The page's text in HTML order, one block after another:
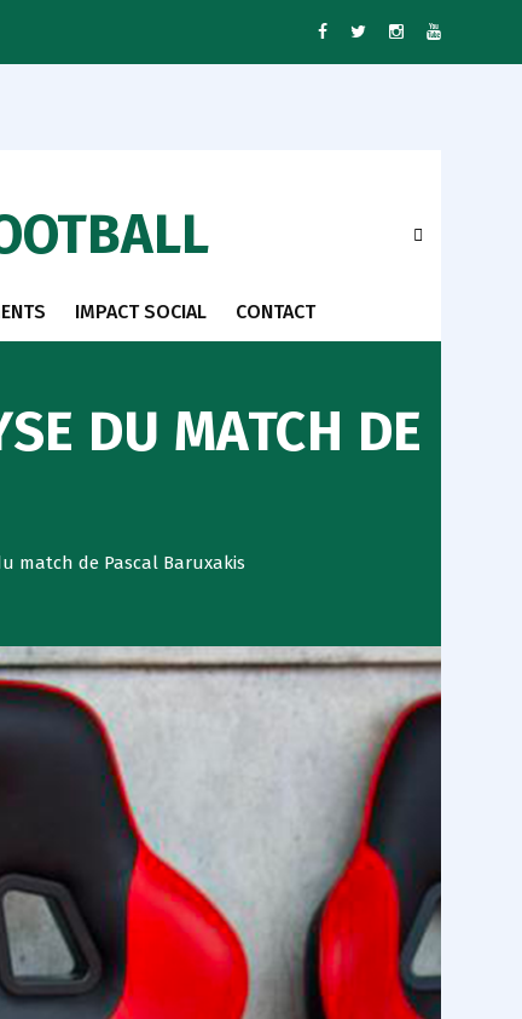
IMPACT SOCIAL CONTACT
DU MATCH DE
match de Pascal Baruxakis